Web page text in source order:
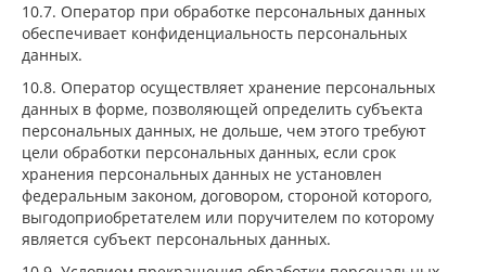
10.7. Оператор при обработке персональных данных
обеспечивает конфиденциальность персональных
данных.
10.8. Оператор осуществляет хранение персональных
данных в форме, позволяющей определить субъекта
персональных данных, не дольше, чем этого требуют
цели обработки персональных данных, если срок
хранения персональных данных не установлен
федеральным законом, договором, стороной которого,
выгодоприобретателем или поручителем по которому
является субъект персональных данных.